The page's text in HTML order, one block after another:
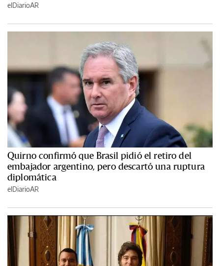
elDiarioAR
Quirno confirmó que Brasil pidió el retiro del
embajador argentino, pero descartó una ruptura
diplomática
elDiarioAR